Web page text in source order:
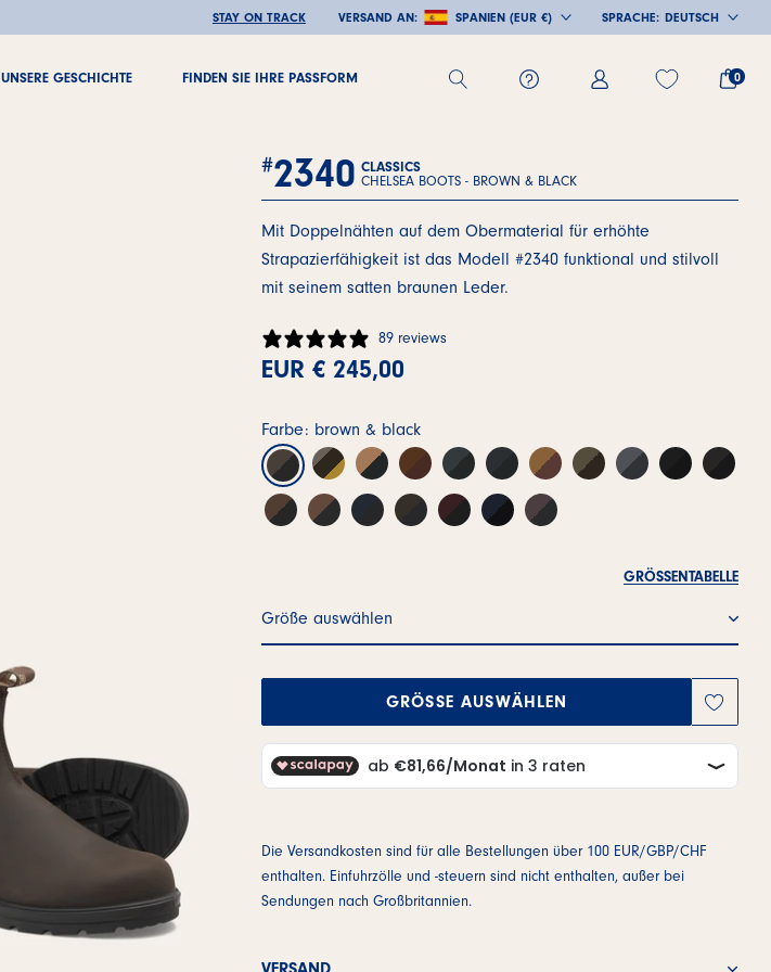
STAY ON TRACK VERSAND AN:
LAND/REGION SPANIEN (EUR €) SPRACHE:
SPRACHE DEUTSCH
UNSERE GESCHICHTE FINDEN SIE IHRE PASSFORM 0
#2340 CLASSICS
CHELSEA BOOTS - BROWN & BLACK
Mit Doppelnähten auf dem Obermaterial für erhöhte
Strapazierfähigkeit ist das Modell #2340 funktional und stilvoll
mit seinem satten braunen Leder.
89 reviews
EUR € 245,00
Farbe: brown & black
GRÖSSENTABELLE
Größe auswählen
GRÖSSE AUSWÄHLEN
Die Versandkosten sind für alle Bestellungen über 100 EUR/GBP/CHF
enthalten. Einfuhrzölle und -steuern sind nicht enthalten, außer bei
Sendungen nach Großbritannien.